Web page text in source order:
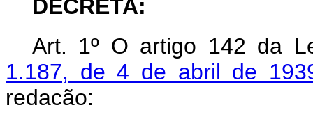
DECRETA:
Art. 1º O artigo 142 da
1.187, de 4 de abril de
redacão: